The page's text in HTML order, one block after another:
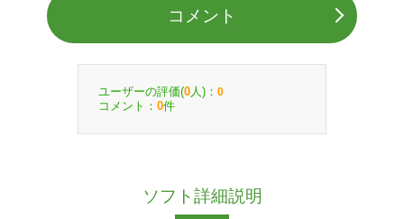
コメント
ユーザーの評価(0 人)： 0
コメント： 0件
ソフト詳細説明